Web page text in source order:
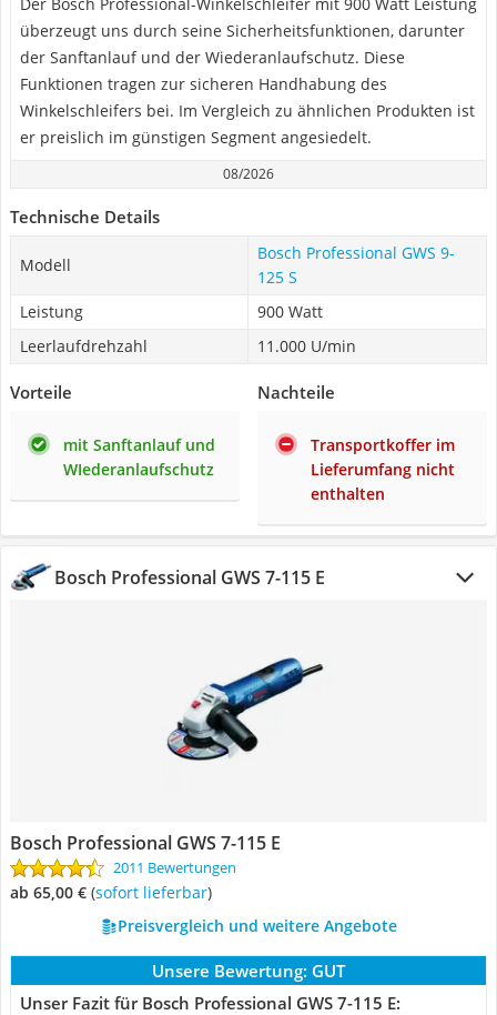
überzeugt uns durch seine Sicherheitsfunktionen, darunter
der Sanftanlauf und der Wiederanlaufschutz. Diese
Funktionen tragen zur sicheren Handhabung des
Winkelschleifers bei. Im Vergleich zu ähnlichen Produkten ist
er preislich im günstigen Segment angesiedelt.
08/2026
Technische Details
Modell
Bosch Professional GWS 9-
125 S
Leistung
900 Watt
Leerlaufdrehzahl
11.000 U/min
Vorteile
mit Sanftanlauf und
WIederanlaufschutz
Nachteile
Transportkoffer im
Lieferumfang nicht
enthalten
Bosch Professional GWS 7-115 E
Bosch Professional GWS 7-115 E
2011 Bewertungen
ab 65,00 € ( Sofort lieferbar)
Preisvergleich und weitere Angebote
Unsere Bewertung: GUT
Unser Fazit für Bosch Professional GWS 7-115 E: